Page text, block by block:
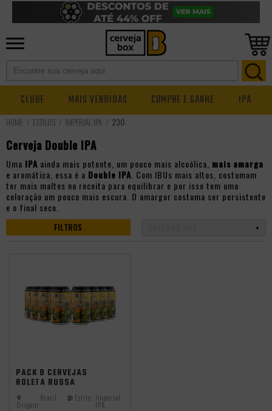
CLUBE MAIS VENDIDAS COMPRE E GANHE IPA
ESTILOS IMPERIAL IPA 230
Cerveja Double IPA
Uma IPA ainda mais potente, um pouco mais alcoólica, mais amarga
e aromática, essa é a Double IPA . Com IBUs mais altos, costumam
ter mais maltes na receita para equilibrar e por isso tem uma
coloração um pouco mais escura. O amargor costuma ser persistente
e o final seco.
FILTROS
PACK 8 CERVEJAS
ROLETA RUSSA
IMPERIAL IPA LATA
350ML
Origem:
Brasil Estilo: Imperial
IPA